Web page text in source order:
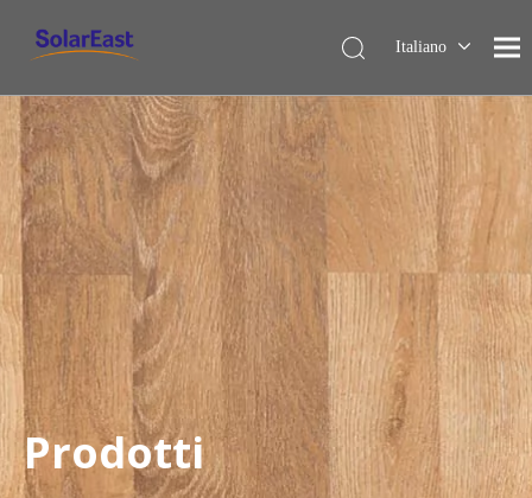
Italiano
Français
Español
Deutsch
Nederlands
Prodotti